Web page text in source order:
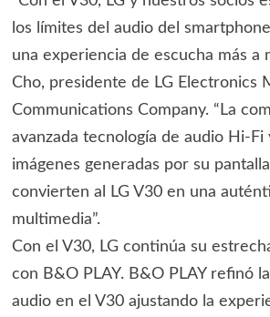
los límites del audio del
una experiencia de escucha más a
Cho, presidente de LG Electronics
Communications Company. “La
avanzada tecnología de audio Hi-Fi
imágenes generadas por su
convierten al LG V30 en una
multimedia”.
Con el V30, LG continúa su
con B&O PLAY. B&O PLAY refinó
audio en el V30 ajustando la